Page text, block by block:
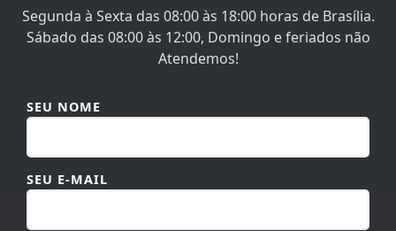
Segunda à Sexta das 08:00 às 18:00 horas de Brasília.
Sábado das 08:00 às 12:00, Domingo e feriados não
Atendemos!
SEU NOME
SEU E-MAIL